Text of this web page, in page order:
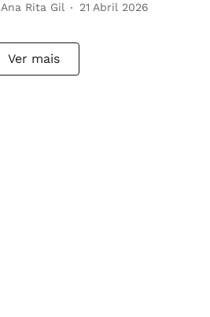
Ana Rita Gil 21 Abril 2026
Ver mais